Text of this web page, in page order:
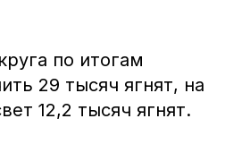
по итогам
29 тысяч ягнят, на
12,2 тысяч ягнят.